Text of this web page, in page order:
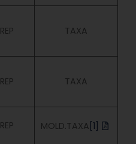
REP TAXA
REP TAXA
REP MOLD.TAXA [1]